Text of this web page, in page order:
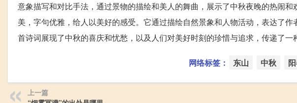
意象描写和对比手法，通过景物的描绘和美人的舞曲，展示了中秋夜晚的热闹
美，字句优雅，给人以美好的感受。它通过描绘自然景象和人物活动，表达了
首诗词展现了中秋的喜庆和忧愁，以及人们对美好时刻的珍惜与追求，传递了一
网络标签： 东山 中秋
上一篇